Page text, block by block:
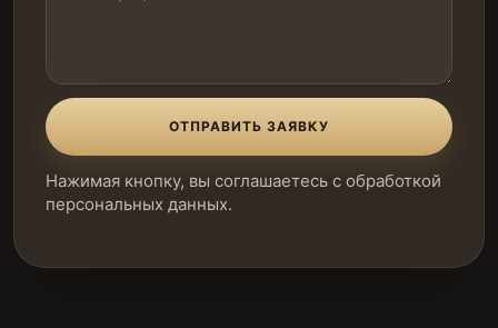
ОТПРАВИТЬ ЗАЯВКУ
Нажимая кнопку, вы соглашаетесь с обработкой
персональных данных.